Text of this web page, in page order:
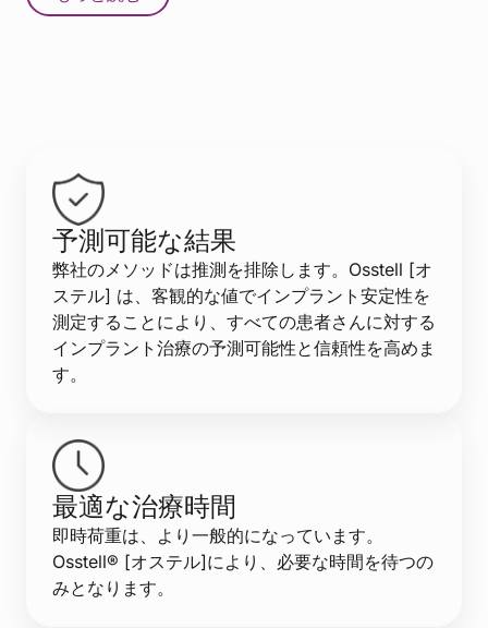
予測可能な結果
弊社のメソッドは推測を排除します。Osstell [オ
ステル] は、客観的な値でインプラント安定性を
測定することにより、すべての患者さんに対する
インプラント治療の予測可能性と信頼性を高めま
す。
最適な治療時間
即時荷重は、より一般的になっています。
Osstell® [オステル]により、必要な時間を待つの
みとなります。